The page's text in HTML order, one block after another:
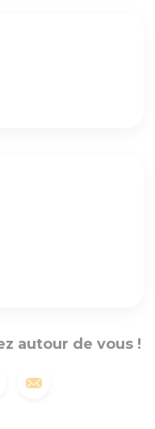
autour de vous !